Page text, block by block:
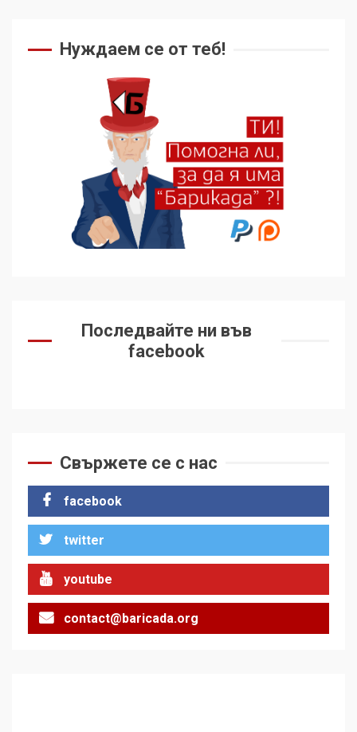
Нуждаем се от теб!
Последвайте ни във
facebook
Свържете се с нас
facebook
twitter
youtube
contact@baricada.org